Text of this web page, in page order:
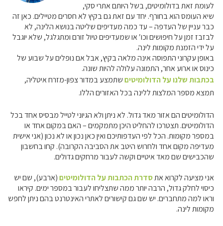
לעומת זאת בדולומיטים, בשל היותם אתרי סקי,
שיא העומס הוא בחורף. יחד עם זאת גם בקיץ לא חסרים מטיילים. כאן זה
כבר עניין של העדפה – עד כמה מעדיפים שליטה בנושא הלינה, לא
לבזבז זמן על חיפושים וכו′ או שמעדיפים טיול זורם ומתגלגל, שלא יוגבל
על ידי הזמנת מקומות לינה.
באופן עקרוני התפוסה אינה מלאה בקיץ, אבל אם נופלים על שבוע של
כינוס או ארוע אחר, התמונה עלולה להיות שונה.
בכתבות שלנו על הדולומיטיםשתמצע במדור צפון-מזרח איטליה,
תמצא מספר המלצות ללינה בכל האזורים הללו.
הדולומיטים הם אזור מאד גדול. לא ניתן ולא הגיוני לטייל מבסיס אחד בכל
הדולומיטים. תצטרכו להחליט היכן מתמקמים – האם במקום אחד או
במספר מקומות. הכל לפי העדפותיכם ואין כאן נכון או לא נכון (אני אישית
מעדיפה מקום אחד ולחרוש היטב את הסביבה הקרובה). קחו בחשבון
שהכבישים שם מאד איטיים וקשה לעבור מרחקים גדולים.
אני מציעה לקרוא אתסדרת הכתבות על הדולומיטים(ארבע), שם יש
כיסוי לחלק גדול, הרבה יותר ממה שתצליחו לעבור במספר ימים. קיראו
וראו למה מתחברים. יש שם גם קישורים לאתרי האינטרנט בהם ניתן לחפש
מקומות לינה.